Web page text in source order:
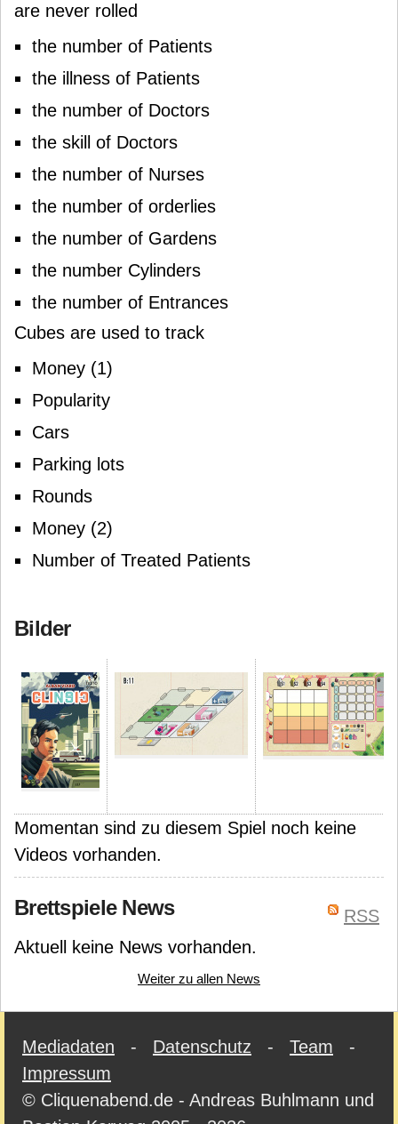
are never rolled
the number of Patients
the illness of Patients
the number of Doctors
the skill of Doctors
the number of Nurses
the number of orderlies
the number of Gardens
the number Cylinders
the number of Entrances
Cubes are used to track
Money (1)
Popularity
Cars
Parking lots
Rounds
Money (2)
Number of Treated Patients
Bilder
Momentan sind zu diesem Spiel noch keine
Videos vorhanden.
RSS
Brettspiele News
Aktuell keine News vorhanden.
Weiter zu allen News
Mediadaten - Datenschutz - Team -
Impressum
© Cliquenabend.de - Andreas Buhlmann und